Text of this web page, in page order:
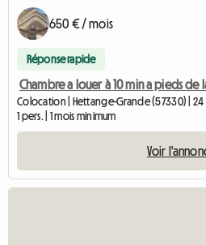
650 € / mois
Réponse rapide
Chambre a louer à 10 min a pieds de
Colocation | Hettange-Grande (57330) | 24
1 pers. | 1 mois minimum
Voir